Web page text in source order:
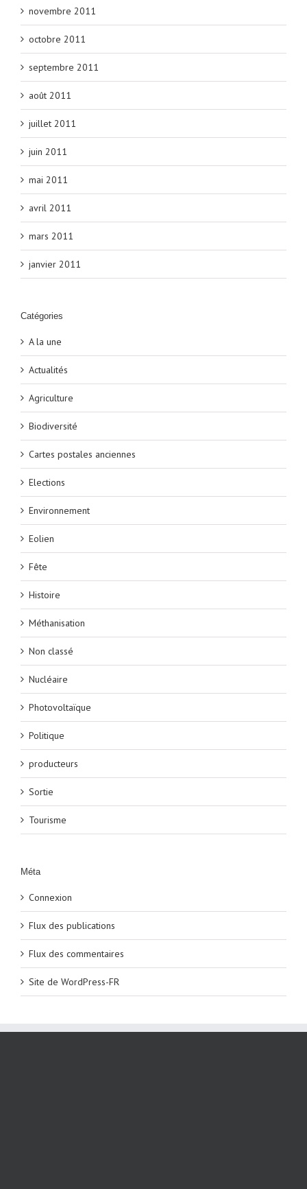
novembre 2011
octobre 2011
septembre 2011
août 2011
juillet 2011
juin 2011
mai 2011
avril 2011
mars 2011
janvier 2011
Catégories
A la une
Actualités
Agriculture
Biodiversité
Cartes postales anciennes
Elections
Environnement
Eolien
Fête
Histoire
Méthanisation
Non classé
Nucléaire
Photovoltaïque
Politique
producteurs
Sortie
Tourisme
Méta
Connexion
Flux des publications
Flux des commentaires
Site de WordPress-FR